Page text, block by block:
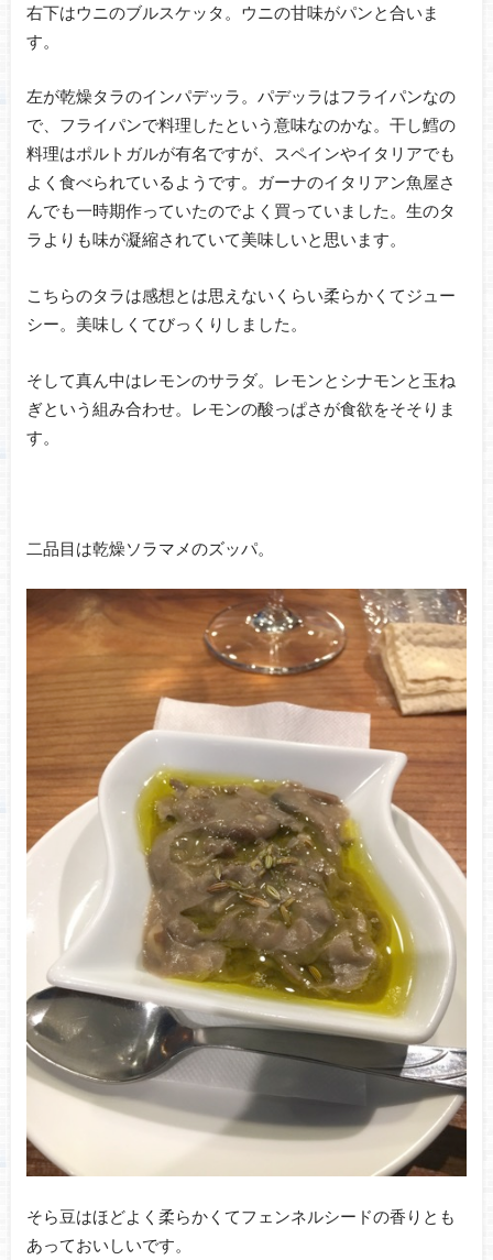
右下はウニのブルスケッタ。ウニの甘味がパンと合いま
す。
左が乾燥タラのインパデッラ。パデッラはフライパンなの
で、フライパンで料理したという意味なのかな。干し鱈の
料理はポルトガルが有名ですが、スペインやイタリアでも
よく食べられているようです。ガーナのイタリアン魚屋さ
んでも一時期作っていたのでよく買っていました。生のタ
ラよりも味が凝縮されていて美味しいと思います。
こちらのタラは感想とは思えないくらい柔らかくてジュー
シー。美味しくてびっくりしました。
そして真ん中はレモンのサラダ。レモンとシナモンと玉ね
ぎという組み合わせ。レモンの酸っぱさが食欲をそそりま
す。
二品目は乾燥ソラマメのズッパ。
そら豆はほどよく柔らかくてフェンネルシードの香りとも
あっておいしいです。